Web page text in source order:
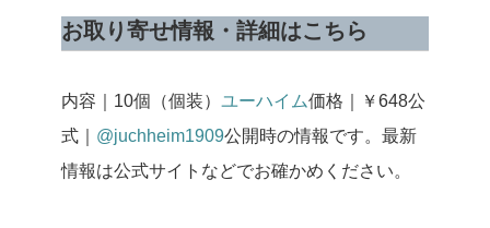
お取り寄せ情報・詳細はこちら
内容｜10個（個装） ユーハイム価格｜￥648公
式｜ @juchheim1909公開時の情報です。最新
情報は公式サイトなどでお確かめください。